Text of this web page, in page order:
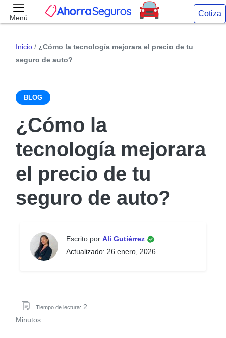
Menú Cotiza
Inicio / ¿Cómo la tecnología mejorara el precio de tu
seguro de auto?
BLOG
¿Cómo la
tecnología mejorara
el precio de tu
seguro de auto?
Escrito por Ali Gutiérrez
Actualizado: 26 enero, 2026
Tiempo de lectura: 2
Minutos